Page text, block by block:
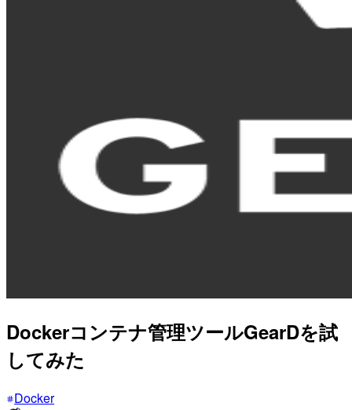
Dockerコンテナ管理ツールGearDを試
してみた
Docker